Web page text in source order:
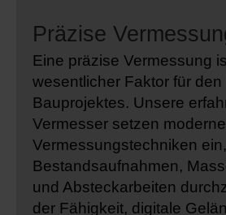
Präzise
Eine präzise Vermessung
wesentlicher Faktor für den
Bauprojektes. Unsere
Vermesser setzen
Vermessungstechniken
Bestandsaufnahmen,
und Absteckarbeiten
der Fähigkeit, digitale